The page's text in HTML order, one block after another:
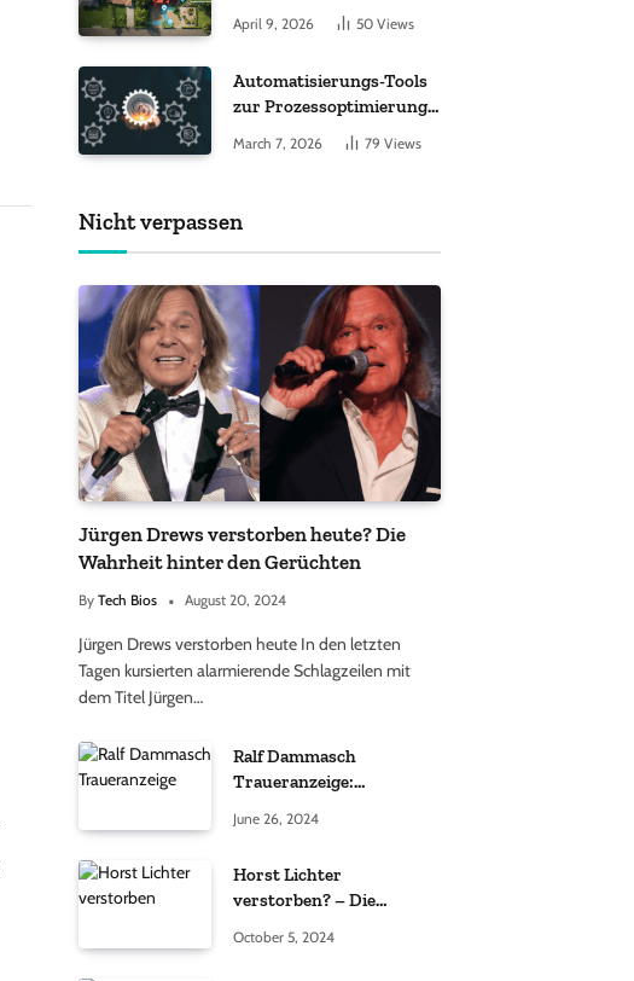
kleine Gärten: Worauf es
bei 200 bis 500 m²
April 9, 2026 50 Views
Automatisierungs-Tools
zur Prozessoptimierung
im Einkauf: Wichtige
Funktionen, auf die Sie
March 7, 2026 79 Views
Nicht verpassen
Jürgen Drews verstorben heute? Die
Wahrheit hinter den Gerüchten
By Tech Bios August 20, 2024
Jürgen Drews verstorben heute In den letzten
Tagen kursierten alarmierende Schlagzeilen mit
dem Titel Jürgen…
Ralf Dammasch
Traueranzeige:
Informationen
June 26, 2024
Horst Lichter
verstorben? – Die
Gerüchten
October 5, 2024